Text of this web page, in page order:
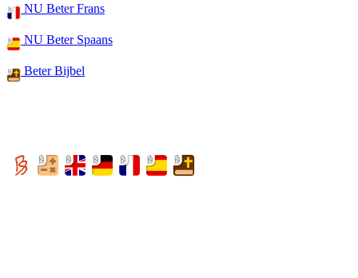
NU Beter Frans
NU Beter Spaans
Beter Bijbel